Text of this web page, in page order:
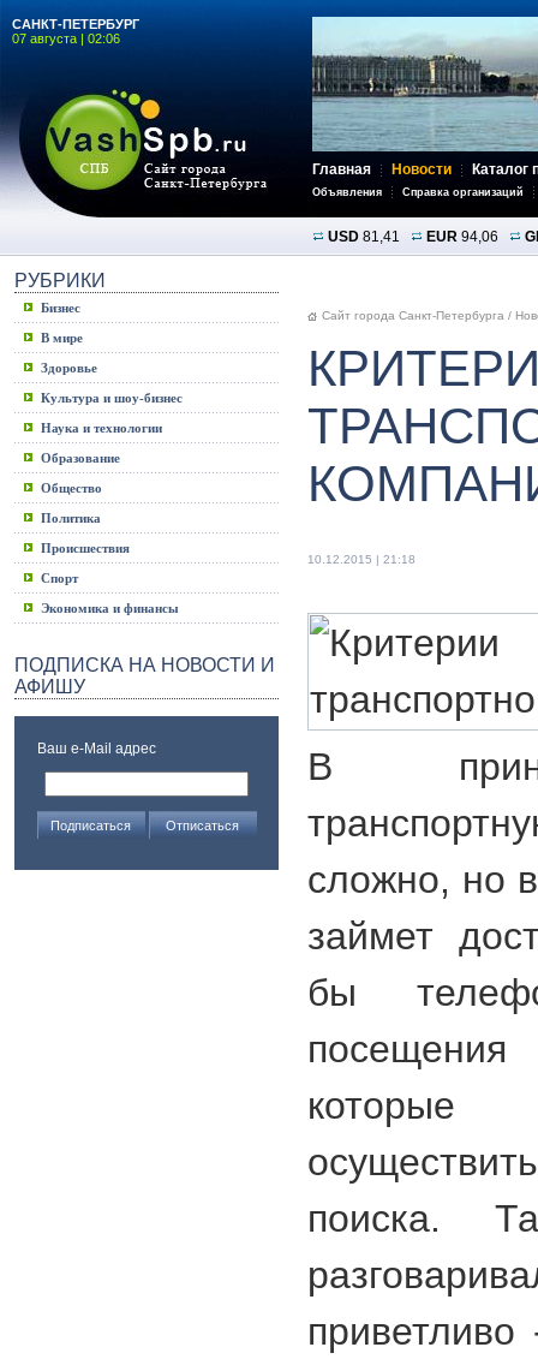
САНКТ-ПЕТЕРБУРГ
07 августа | 02:06
Главная Новости Каталог
Объявления Справка организаций
USD 81,41 EUR 94,06
РУБРИКИ
Бизнес
В мире
Здоровье
Культура и шоу-бизнес
Наука и технологии
Образование
Общество
Политика
Происшествия
Спорт
Экономика и финансы
ПОДПИСКА НА НОВОСТИ И
АФИШУ
Ваш e-Mail адрес
Сайт города Санкт-Петербурга /
10.12.2015 | 21:18
В
сложно, но
займет
бы
поиска.